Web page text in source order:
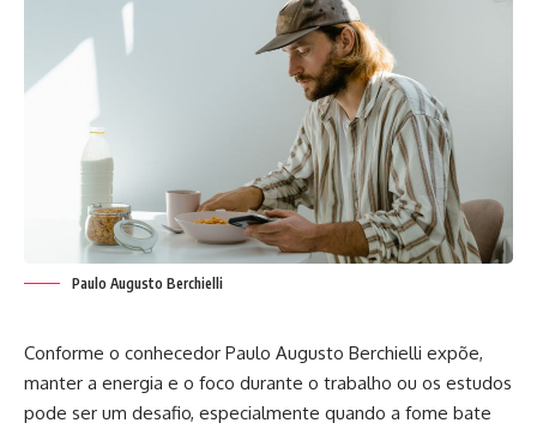
Paulo Augusto Berchielli
Conforme o conhecedor Paulo Augusto Berchielli expõe,
manter a energia e o foco durante o trabalho ou os estudos
pode ser um desafio, especialmente quando a fome bate